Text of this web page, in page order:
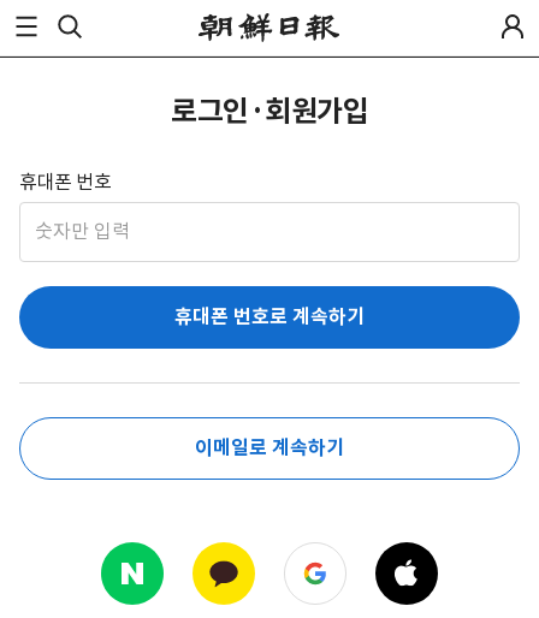
로그인·회원가입
휴대폰 번호
휴대폰 번호로 계속하기
이메일로 계속하기